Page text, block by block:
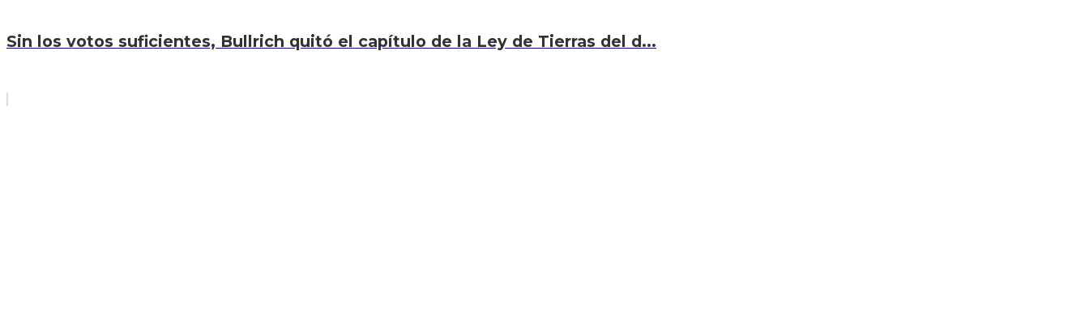
Sin los votos suficientes, Bullrich quitó el capítulo de la Ley de Tierras del d...